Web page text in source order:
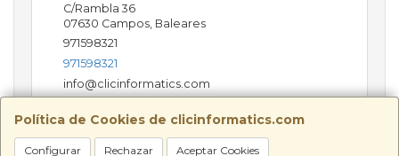
Política de Cookies de clicinformatics.com
Configurar Rechazar Aceptar Cookies
C/Rambla 36
07630 Campos Baleares
971598321
971598321
info@clicinformatics.com
Horario